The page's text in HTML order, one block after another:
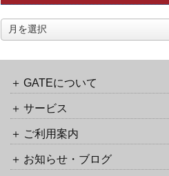
ラ
ッ
ク
ッ
URL
ア
ー
GATEについて
サービス
ご利用案内
お知らせ・ブログ